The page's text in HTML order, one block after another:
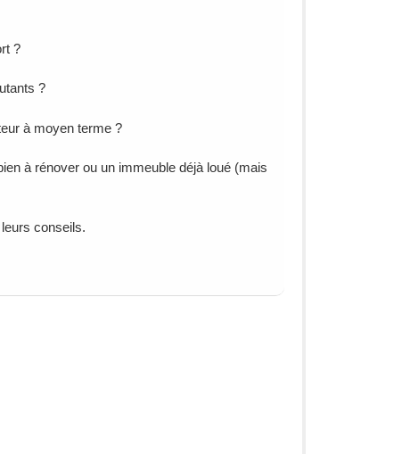
?
?
à moyen terme ?
à rénover ou un immeuble déjà loué (mais
conseils.